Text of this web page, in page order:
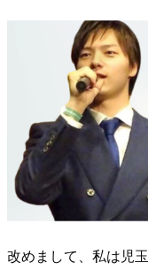
改めまして、私は児